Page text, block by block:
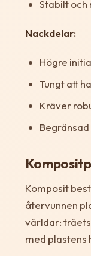
Stabilt
Nackdelar:
Högre
Tungt att
Kräver
Komposit
återvunnen
världar:
med plastens